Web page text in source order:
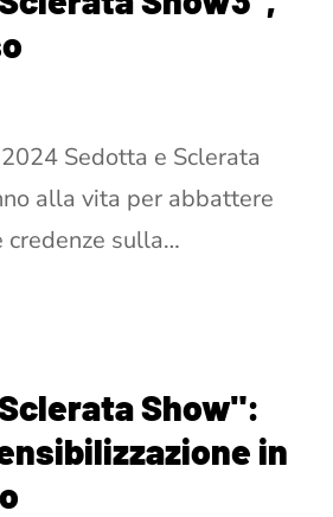
Sedotta e Sclerata
alla vita per abbattere
sulla…
Show":
in